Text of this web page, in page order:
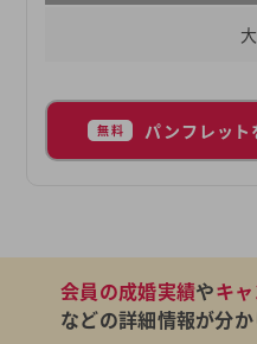
無料 パンフレット
会員の成婚実績やキ
などの詳細情報が分か